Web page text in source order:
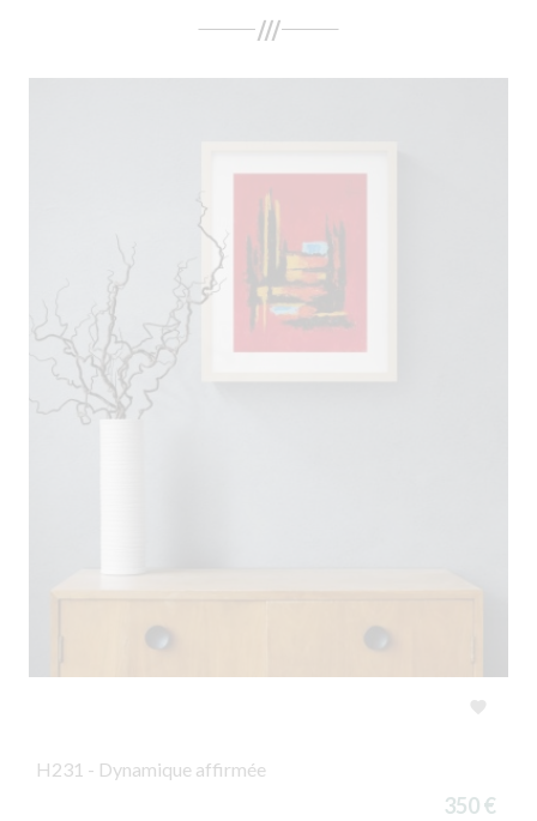

H231 - Dynamique affirmée
350 €